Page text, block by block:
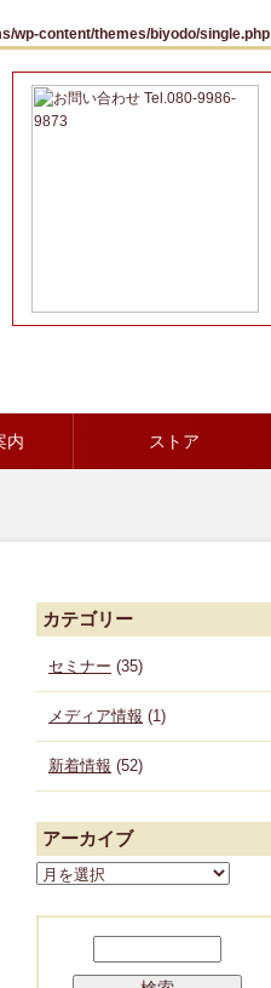
wp-content/themes/biyodo/single.php
内 ストア
カテゴリー
セミナー (35)
メディア情報 (1)
新着情報 (52)
アーカイブ
ア
カ
検
索: